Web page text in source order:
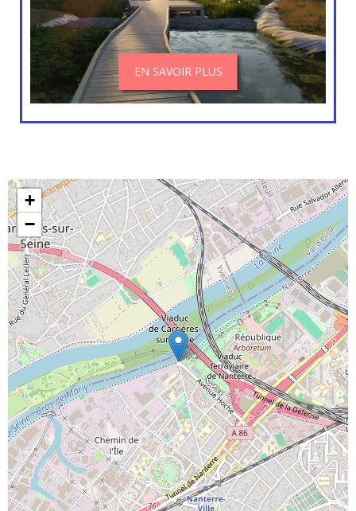
EN SAVOIR PLUS
+
−